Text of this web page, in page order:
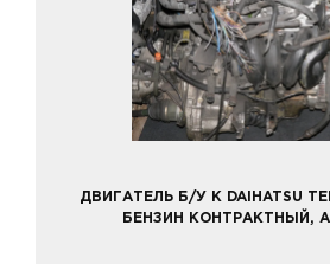
ДВИГАТЕЛЬ Б/У К DAIHATSU
БЕНЗИН КОНТРАКТНЫЙ,